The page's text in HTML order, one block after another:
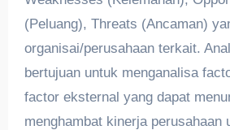
(Peluang), Threats (Ancaman)
organisai/perusahaan terkait.
bertujuan untuk menganalisa
factor eksternal yang dapat
menghambat kinerja perusahaan